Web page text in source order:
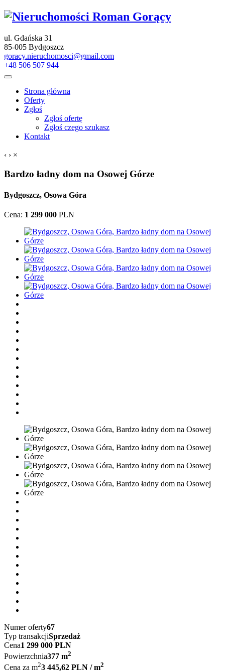
ul. Gdańska 31
85‑005 Bydgoszcz
goracy.nieruchomosci@gmail.com
+48 506 507 944
Strona główna
Oferty
Zgłoś
Zgłoś ofertę
Zgłoś czego szukasz
Kontakt
‹ › ×
Bardzo ładny dom na Osowej Górze
Bydgoszcz, Osowa Góra
Cena: 1 299 000 PLN
Numer oferty 67